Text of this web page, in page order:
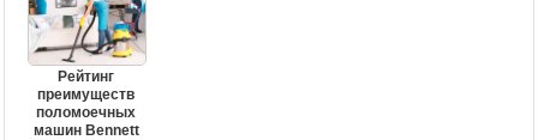
Рейтинг
преимуществ
поломоечных
машин Bennett